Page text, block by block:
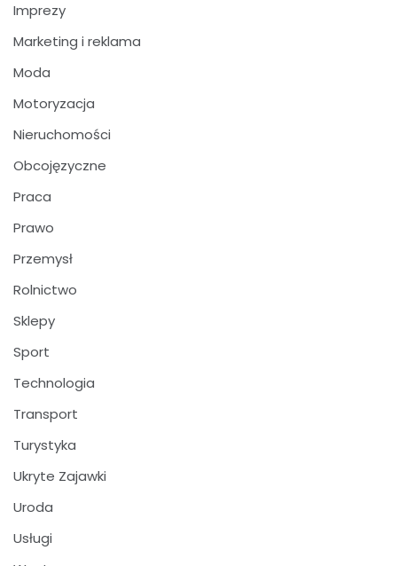
Imprezy
Marketing i reklama
Moda
Motoryzacja
Nieruchomości
Obcojęzyczne
Praca
Prawo
Przemysł
Rolnictwo
Sklepy
Sport
Technologia
Transport
Turystyka
Ukryte Zajawki
Uroda
Usługi